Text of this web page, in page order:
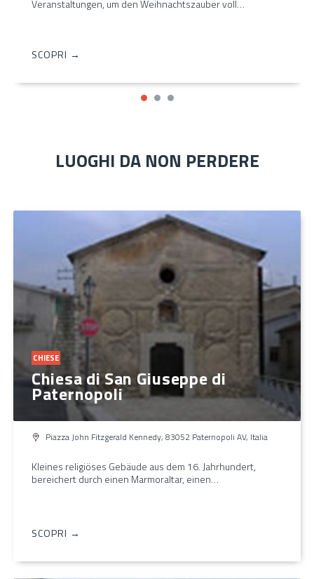
Veranstaltungen, um den Weihnachtszauber voll…
SCOPRI →
LUOGHI DA NON PERDERE
CHIESE
Chiesa di San Giuseppe di
Paternopoli
Piazza John Fitzgerald Kennedy, 83052 Paternopoli AV, Italia
Kleines religiöses Gebäude aus dem 16. Jahrhundert,
bereichert durch einen Marmoraltar, einen…
SCOPRI →